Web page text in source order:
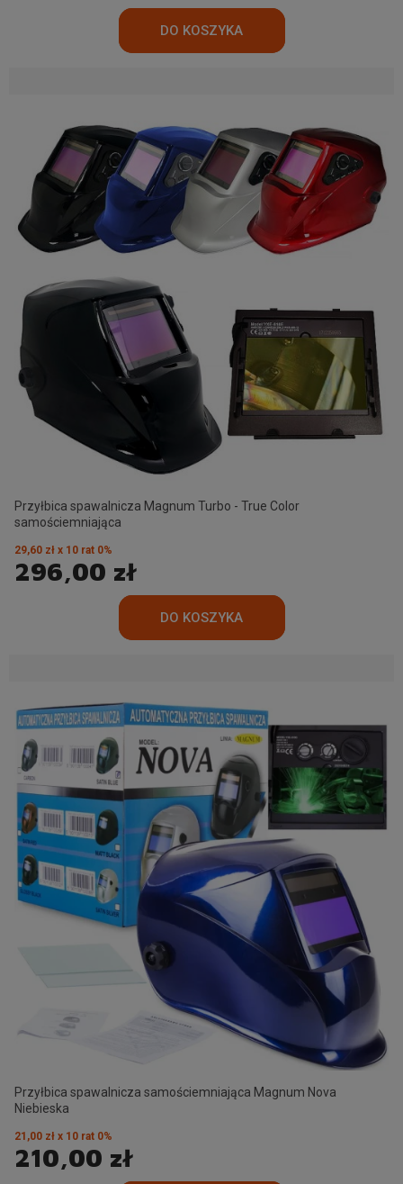
Przyłbica spawalnicza Magnum Turbo - True Color
samościemniająca
296,00 zł
29,60 zł x 10 rat 0%
Przyłbica spawalnicza samościemniająca Magnum Nova
Niebieska
210,00 zł
21,00 zł x 10 rat 0%